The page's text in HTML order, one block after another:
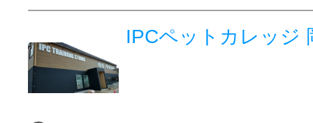
IPCペットカレッジ